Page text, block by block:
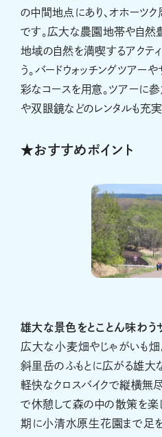
の中間地点にあり、オホーツ
です。広大な農園地帯や自然
地域の自然を満喫するアクティ
う。バードウォッチングツアー
彩なコースを用意。ツアーに参
や双眼鏡などのレンタルも充実
★おすすめポイント
雄大な景色をとことん味わう
広大な小麦畑やじゃがいも畑
斜里岳のふもとに広がる雄大
軽快なクロスバイクで縦横無
で休憩して森の中の散策を楽
期に小清水原生花園まで足